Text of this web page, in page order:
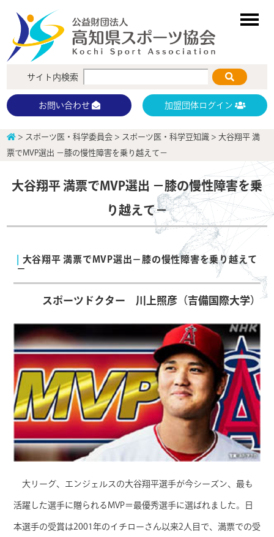
サイト内検索
お問い合わせ 加盟団体ログイン
> スポーツ医・科学委員会 > スポーツ医・科学豆知識 >大谷翔平 満
票でMVP選出 －膝の慢性障害を乗り越えて－
大谷翔平 満票でMVP選出 －膝の慢性障害を乗
り越えて－
大谷翔平 満票でMVP選出－膝の慢性障害を乗り越えて
－
スポーツドクター 川上照彦（吉備国際大学）
大リーグ、エンジェルスの大谷翔平選手が今シーズン、最も
活躍した選手に贈られるMVP＝最優秀選手に選ばれました。日
本選手の受賞は2001年のイチローさん以来2人目で、満票での受